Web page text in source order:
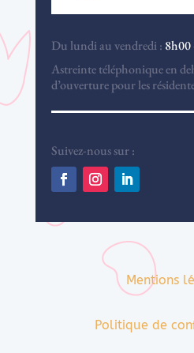
Du lundi au vendredi : 8h00
Astreinte téléphonique en
d’ouverture pour les
Suivez-nous sur :
Mentions
Politique de